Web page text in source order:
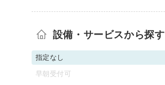
設備・サービスから探す
指定なし
早朝受付可